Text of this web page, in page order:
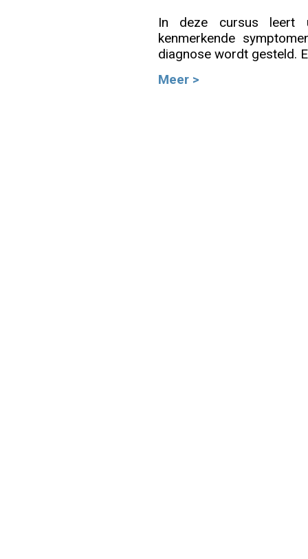
In deze cursus leert
kenmerkende
diagnose wordt gesteld.
Meer >